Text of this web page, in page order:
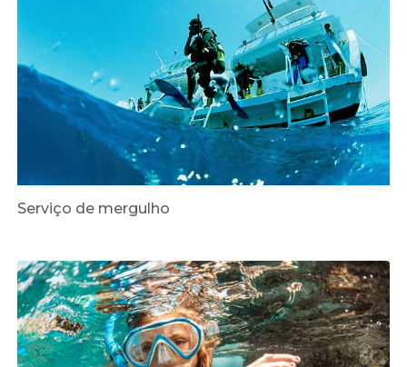
Serviço de mergulho